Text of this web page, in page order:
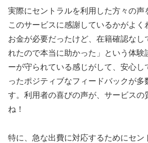
実際にセントラルを利用した方々の声
このサービスに感謝しているかがよく
お金が必要だったけど、在籍確認なし
れたので本当に助かった」という体験
ーが守られている感じがして、安心し
ったポジティブなフィードバックが多
す。利用者の喜びの声が、サービスの
ね！
特に、急な出費に対応するためにセン